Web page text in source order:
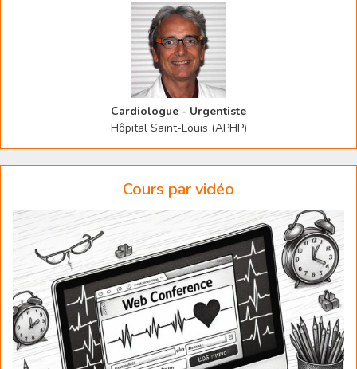
Cardiologue - Urgentiste
Hôpital Saint-Louis (APHP)
Cours par vidéo